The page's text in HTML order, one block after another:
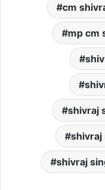
cm
mp cm
shivraj
shivraj
shivraj